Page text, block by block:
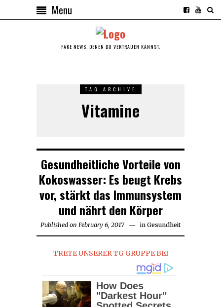
Menu
FAKE NEWS, DENEN DU VERTRAUEN KANNST.
TAG ARCHIVE
Vitamine
Gesundheitliche Vorteile von
Kokoswasser: Es beugt Krebs
vor, stärkt das Immunsystem
und nährt den Körper
Published on February 6, 2017February
in Gesundheit
TRETE UNSERER TG GRUPPE BEI